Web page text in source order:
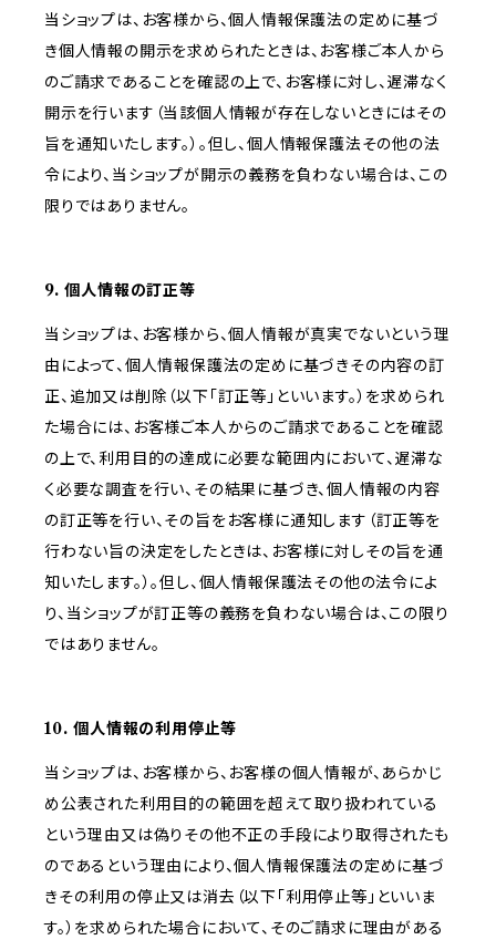
当ショップは、お客様から、個人情報保護法の定めに基づ
き個人情報の開示を求められたときは、お客様ご本人から
のご請求であることを確認の上で、お客様に対し、遅滞なく
開示を行います（当該個人情報が存在しないときにはその
旨を通知いたします。）。但し、個人情報保護法その他の法
令により、当ショップが開示の義務を負わない場合は、この
限りではありません。
9. 個人情報の訂正等
当ショップは、お客様から、個人情報が真実でないという理
由によって、個人情報保護法の定めに基づきその内容の訂
正、追加又は削除（以下「訂正等」といいます。）を求められ
た場合には、お客様ご本人からのご請求であることを確認
の上で、利用目的の達成に必要な範囲内において、遅滞な
く必要な調査を行い、その結果に基づき、個人情報の内容
の訂正等を行い、その旨をお客様に通知します（訂正等を
行わない旨の決定をしたときは、お客様に対しその旨を通
知いたします。）。但し、個人情報保護法その他の法令によ
り、当ショップが訂正等の義務を負わない場合は、この限り
ではありません。
10. 個人情報の利用停止等
当ショップは、お客様から、お客様の個人情報が、あらかじ
め公表された利用目的の範囲を超えて取り扱われている
という理由又は偽りその他不正の手段により取得されたも
のであるという理由により、個人情報保護法の定めに基づ
きその利用の停止又は消去（以下「利用停止等」といいま
す。）を求められた場合において、そのご請求に理由がある